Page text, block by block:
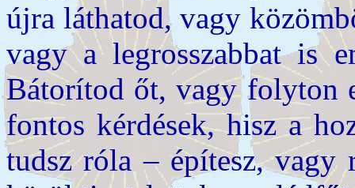
újra láthatod, vagy
vagy a legrosszabbat is
Bátorítod őt, vagy folyton
fontos kérdések, hisz a
tudsz róla – építesz, vagy